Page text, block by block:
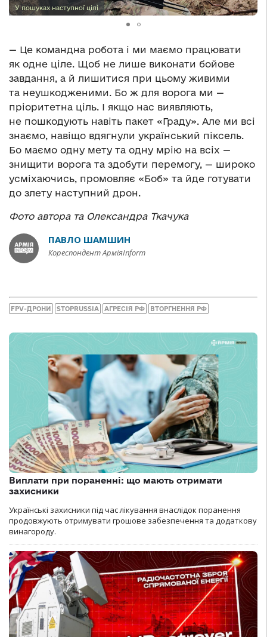
У пошуках наступної цілі
— Це командна робота і ми маємо працювати
як одне ціле. Щоб не лише виконати бойове
завдання, а й лишитися при цьому живими
та неушкодженими. Бо ж для ворога ми —
пріоритетна ціль. І якщо нас виявляють,
не пошкодують навіть пакет «Граду». Але ми всі
знаємо, навіщо вдягнули український піксель.
Бо маємо одну мету та одну мрію на всіх —
знищити ворога та здобути перемогу, — широко
усміхаючись, промовляє «Боб» та йде готувати
до злету наступний дрон.
Фото автора та Олександра Ткачука
ПАВЛО ШАМШИН
Кореспондент АрміяInform
FPV-ДРОНИ STOPRUSSIA АГРЕСІЯ РФ ВТОРГНЕННЯ РФ
Виплати при пораненні: що мають отримати
захисники
Українські захисники під час лікування внаслідок поранення
продовжують отримувати грошове забезпечення та додаткову
винагороду.